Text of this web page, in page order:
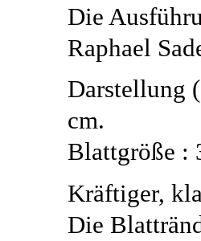
Die
Raphael
Darstellung
cm.
Blattgröße :
Kräftiger,
Die